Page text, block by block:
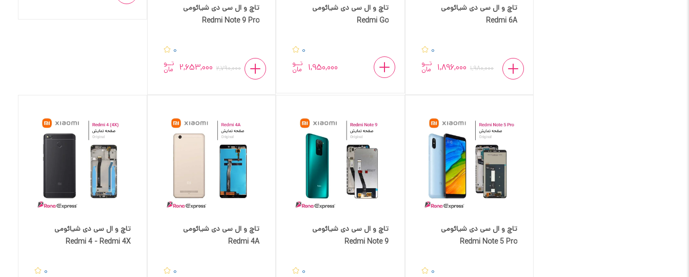
تاچ و ال سی دی شیائومی
Redmi Note 9 Pro
0
تــو
مان 2,653,000 2,790,000
تاچ و ال سی دی شیائومی
Redmi Go
0
تــو
مان 1,950,000
تاچ و ال سی دی شیائومی
Redmi 6A
0
تــو
مان 1,896,000 1,980,000
تاچ و ال سی دی شیائومی
Redmi 4 - Redmi 4X
0
تاچ و ال سی دی شیائومی
Redmi 4A
0
تاچ و ال سی دی شیائومی
Redmi Note 9
0
تاچ و ال سی دی شیائومی
Redmi Note 5 Pro
0